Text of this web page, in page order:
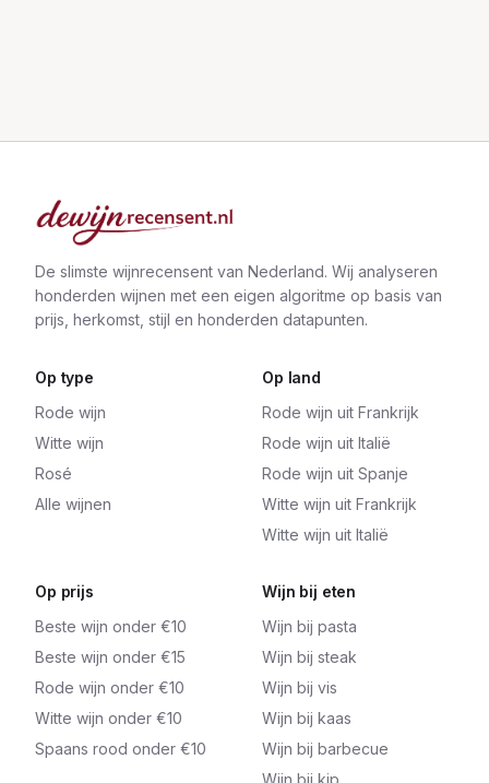
De slimste wijnrecensent van Nederland. Wij analyseren
honderden wijnen met een eigen algoritme op basis van
prijs, herkomst, stijl en honderden datapunten.
Op type
Rode wijn
Witte wijn
Rosé
Alle wijnen
Op land
Rode wijn uit Frankrijk
Rode wijn uit Italië
Rode wijn uit Spanje
Witte wijn uit Frankrijk
Witte wijn uit Italië
Op prijs
Beste wijn onder €10
Beste wijn onder €15
Rode wijn onder €10
Witte wijn onder €10
Spaans rood onder €10
Wijn bij eten
Wijn bij pasta
Wijn bij steak
Wijn bij vis
Wijn bij kaas
Wijn bij barbecue
Wijn bij kip